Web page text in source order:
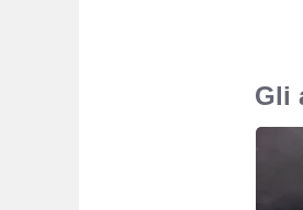
Gli